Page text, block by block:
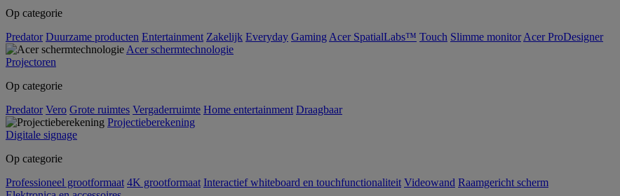
Op categorie
Predator Duurzame producten Entertainment Zakelijk Everyday Gaming Acer SpatialLabs™ Touch Slimme monitor Acer ProDesigner
Acer schermtechnologie
Projectoren
Op categorie
Predator Vero Grote ruimtes Vergaderruimte Home entertainment Draagbaar
Projectieberekening
Digitale signage
Op categorie
Professioneel grootformaat 4K grootformaat Interactief whiteboard en touchfunctionaliteit Videowand Raamgericht scherm